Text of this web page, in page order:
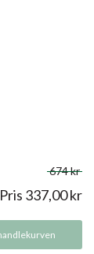
674 kr
Pris 337,00kr